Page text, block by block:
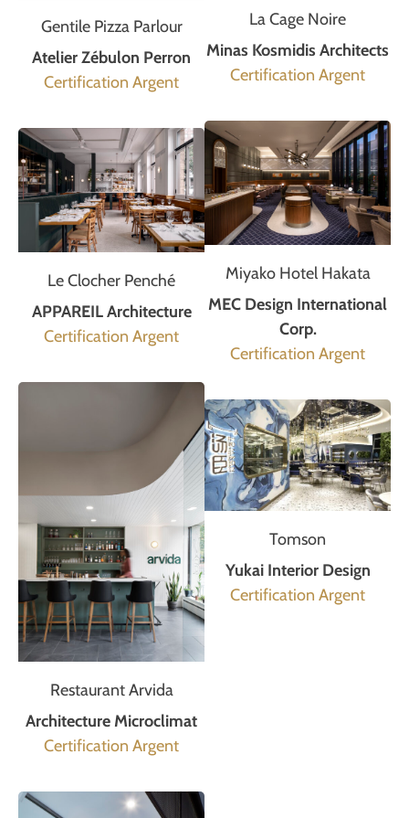
Gentile Pizza Parlour
Atelier Zébulon Perron
Certification Argent
Le Clocher Penché
APPAREIL Architecture
Certification Argent
Restaurant Arvida
Architecture Microclimat
Certification Argent
La Cage Noire
Minas Kosmidis Architects
Certification Argent
Miyako Hotel Hakata
MEC Design International
Corp.
Certification Argent
Tomson
Yukai Interior Design
Certification Argent